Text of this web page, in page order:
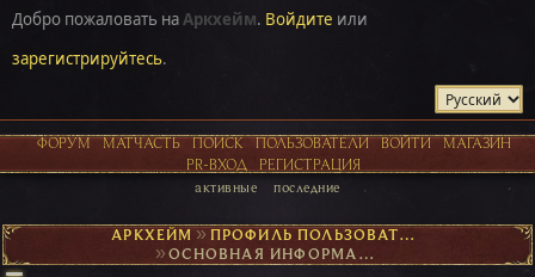
Добро пожаловать наАркхейм. Войдите или
зарегистрируйтесь.
ФОРУМ МАТЧАСТЬ ПОИСК ПОЛЬЗОВАТЕЛИ ВОЙТИ
МАГАЗИН
PR-ВХОД
РЕГИСТРАЦИЯ
активные последние
АРКХЕЙМ► ПРОФИЛЬ ПОЛЬЗОВАТЕЛЯ СТИЛ
► ОСНОВНАЯ ИНФОРМАЦИЯ